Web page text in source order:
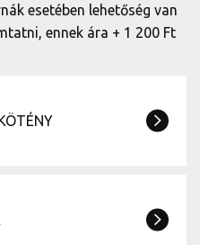
esetében lehetőség van
ennek ára + 1 200 Ft